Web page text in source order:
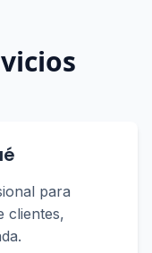
para
clientes,